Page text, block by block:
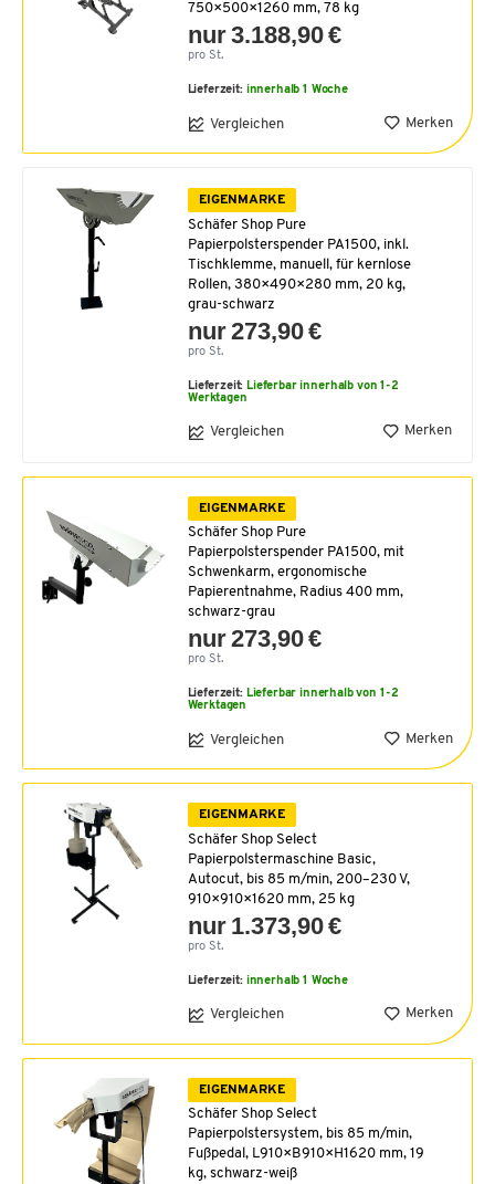
750×500×1260 mm, 78 kg
nur 3.188,90 €
pro St.
Lieferzeit: innerhalb 1 Woche
Vergleichen Merken
EIGENMARKE
Schäfer Shop Pure
Papierpolsterspender PA1500, inkl.
Tischklemme, manuell, für kernlose
Rollen, 380×490×280 mm, 20 kg,
grau-schwarz
nur 273,90 €
pro St.
Lieferzeit: Lieferbar innerhalb von 1-2
Werktagen
Vergleichen Merken
EIGENMARKE
Schäfer Shop Pure
Papierpolsterspender PA1500, mit
Schwenkarm, ergonomische
Papierentnahme, Radius 400 mm,
schwarz-grau
nur 273,90 €
pro St.
Lieferzeit: Lieferbar innerhalb von 1-2
Werktagen
Vergleichen Merken
EIGENMARKE
Schäfer Shop Select
Papierpolstermaschine Basic,
Autocut, bis 85 m/min, 200–230 V,
910×910×1620 mm, 25 kg
nur 1.373,90 €
pro St.
Lieferzeit: innerhalb 1 Woche
Vergleichen Merken
EIGENMARKE
Schäfer Shop Select
Papierpolstersystem, bis 85 m/min,
Fußpedal, L910×B910×H1620 mm, 19
kg, schwarz-weiß